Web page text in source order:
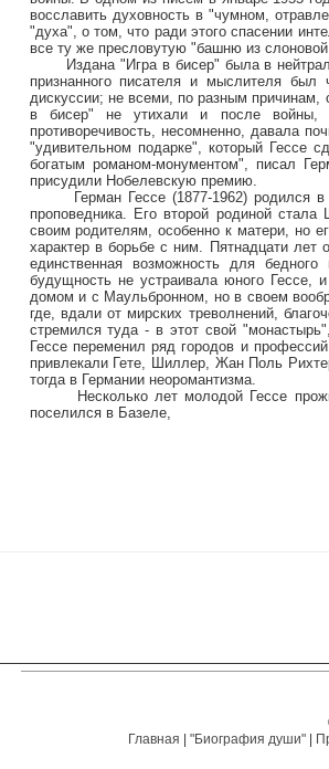
восславить духовность в "чумном,
"духа", о том, что ради этого спасении
все ту же пресловутую "башню из
Издана "Игра в бисер" была в
признанного писателя и мыслителя был
дискуссии; не всеми, по разным причинам,
в бисер" не утихали и после войны,
противоречивость, несомненно, давала
"удивительном подарке", который Гессе
богатым романом-монументом", писал
присудили Нобелевскую премию.
Герман Гессе (1877-1962) родился в
проповедника. Его второй родиной
своим родителям, особенно к матери, но
характер в борьбе с ним. Пятнадцати лет
единственная возможность для
будущность не устраивала юного Гессе,
домом и с Маульбронном, но в своем
где, вдали от мирских треволнений,
стремился туда - в этот свой
Гессе переменил ряд городов и
привлекали Гете, Шиллер, Жан Поль
тогда в Германии неоромантизма.
Несколько лет молодой Гессе
поселился в Базеле,
Главная
"Биография души"